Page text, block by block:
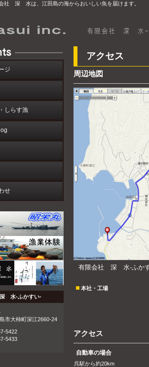
社 深 水は、江田島の海からおいしい魚を届けます。
アクセス
周辺地図
有限会社 深 水-ふか
本社・工場
アクセス
自動車の場合
呉駅から約20km
ジ
しらす漁
せ
水-ふかすい-
市大柿町深江2660-24
5422
5433